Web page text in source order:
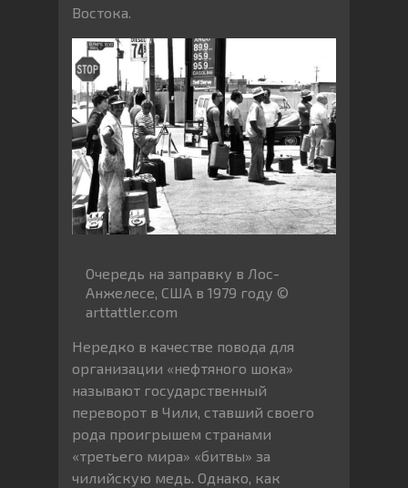
Востока.
Очередь на заправку в Лос-
Анжелесе, США в 1979 году ©
arttattler.com
Нередко в качестве повода для
организации «нефтяного шока»
называют государственный
переворот в Чили, ставший своего
рода проигрышем странами
«третьего мира» «битвы» за
чилийскую медь. Однако, как